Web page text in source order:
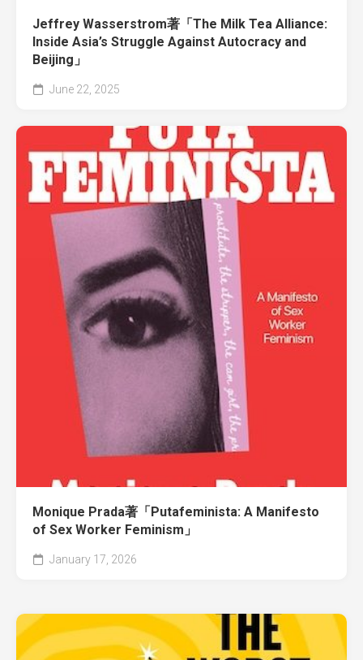
Jeffrey Wasserstrom著「The Milk Tea Alliance:
Inside Asia’s Struggle Against Autocracy and
Beijing」
June 22, 2025
Monique Prada著「Putafeminista: A Manifesto
of Sex Worker Feminism」
January 17, 2026